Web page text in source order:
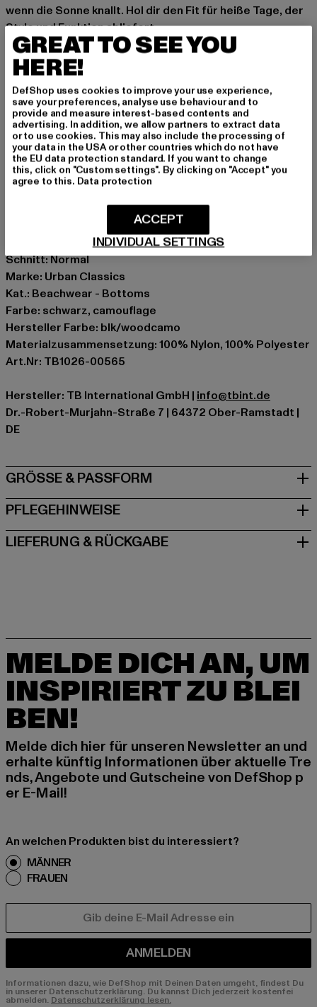
wenn die Sonne knallt. Hol dir den Fit für heiße Tage, der
Style und Funktion abliefert.
klassische Badehose für Herren von Urban Classics
Halt
seitliche Einschubtaschen
eingenähte Gesäßtasche mit Reißverschluss
Logo-Patch am linken Hosenbein
atmungsaktiver Mesh-Einsatz für verbesserten
Tragekomfort
bequeme Passform
Material1: 100% Nylon
Anlass: Strand, Sportlich, Freizeit
Verschlussarten: Kordelzug
Schnitt: Normal
Marke: Urban Classics
Kat.: Beachwear - Bottoms
Farbe: schwarz, camouflage
Hersteller Farbe: blk/woodcamo
Materialzusammensetzung: 100% Nylon, 100% Polyester
Art.Nr: TB1026-00565
Hersteller: TB International GmbH | info@tbint.de
Dr.-Robert-Murjahn-Straße 7 | 64372 Ober-Ramstadt |
DE
GRÖSSE & PASSFORM
PFLEGEHINWEISE
LIEFERUNG & RÜCKGABE
MELDE DICH AN, UM
INSPIRIERT ZU BLEI
BEN!
Melde dich hier für unseren Newsletter an und
erhalte künftig Informationen über aktuelle Tre
nds, Angebote und Gutscheine von DefShop p
er E-Mail!
An welchen Produkten bist du interessiert?
MÄNNER
FRAUEN
ANMELDEN
Informationen dazu, wie DefShop mit Deinen Daten umgeht, findest Du
in unserer Datenschutzerklärung. Du kannst Dich jederzeit kostenfei
abmelden. Datenschutzerklärung lesen.
GREAT TO SEE YOU
HERE!
DefShop uses cookies to improve your use experience,
save your preferences, analyse use behaviour and to
provide and measure interest-based contents and
advertising. In addition, we allow partners to extract data
or to use cookies. This may also include the processing of
your data in the USA or other countries which do not have
the EU data protection standard. If you want to change
this, click on "Custom settings". By clicking on "Accept" you
agree to this. Data protection
INDIVIDUAL SETTINGS
ACCEPT